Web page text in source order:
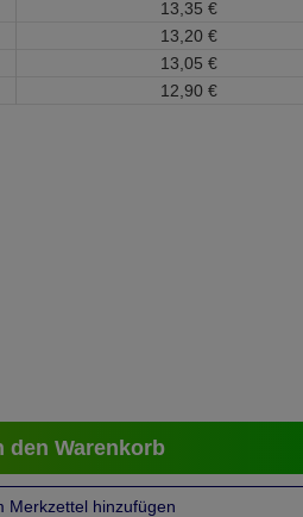
13, 35 €
13, 20 €
13, 05 €
12, 90 €
den Warenkorb
Merkzettel hinzufügen